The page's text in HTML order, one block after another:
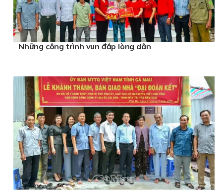
Những công trình vun đắp lòng dân